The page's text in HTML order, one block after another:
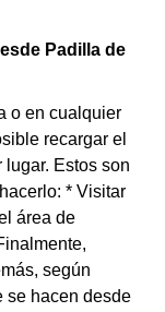
Padilla de
o en cualquier
recargar el
Estos son
* Visitar
área de
según
se hacen desde